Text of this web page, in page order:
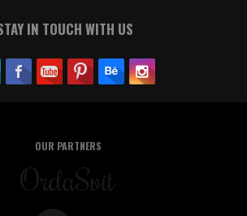
IN TOUCH WITH US
OUR PARTNERS